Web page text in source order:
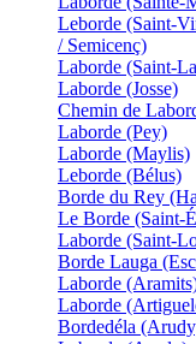
Leborde (Saint-
/ Semicenç)
Laborde (Saint-
Laborde (Josse)
Chemin de
Laborde (Pey)
Laborde (Maylis)
Leborde (Bélus)
Borde du Rey
Le Borde (Saint-
Laborde (Saint-
Borde Lauga
Laborde
Laborde
Bordedéla